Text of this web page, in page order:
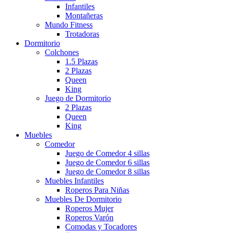
Infantiles
Montañeras
Mundo Fitness
Trotadoras
Dormitorio
Colchones
1.5 Plazas
2 Plazas
Queen
King
Juego de Dormitorio
2 Plazas
Queen
King
Muebles
Comedor
Juego de Comedor 4 sillas
Juego de Comedor 6 sillas
Juego de Comedor 8 sillas
Muebles Infantiles
Roperos Para Niñas
Muebles De Dormitorio
Roperos Mujer
Roperos Varón
Comodas y Tocadores